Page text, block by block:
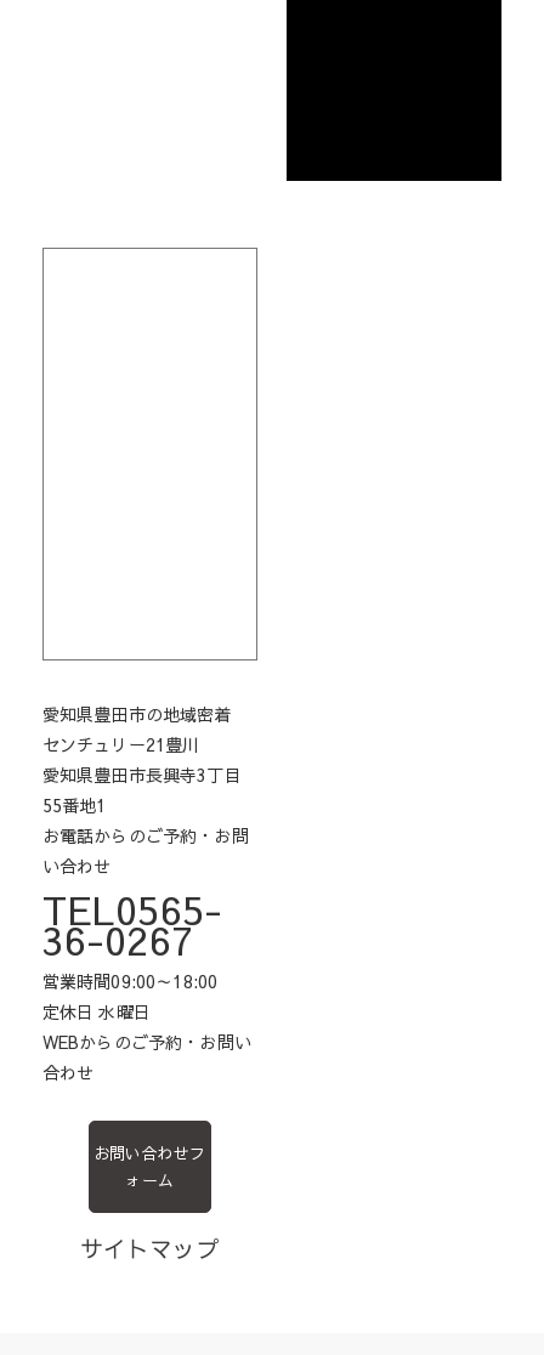
愛知県豊田市の地域密着
センチュリー21豊川
愛知県豊田市長興寺3丁目
55番地1
お電話からのご予約・お問
い合わせ
TEL0565-
36-0267
営業時間09:00～18:00
定休日 水曜日
WEBからのご予約・お問い
合わせ
お問い合わせフ
ォーム
サイトマップ